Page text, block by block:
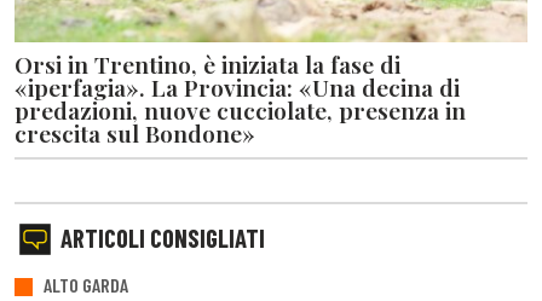
Orsi in Trentino, è iniziata la fase di
«iperfagia». La Provincia: «Una decina di
predazioni, nuove cucciolate, presenza in
crescita sul Bondone»
ARTICOLI CONSIGLIATI
ALTO GARDA